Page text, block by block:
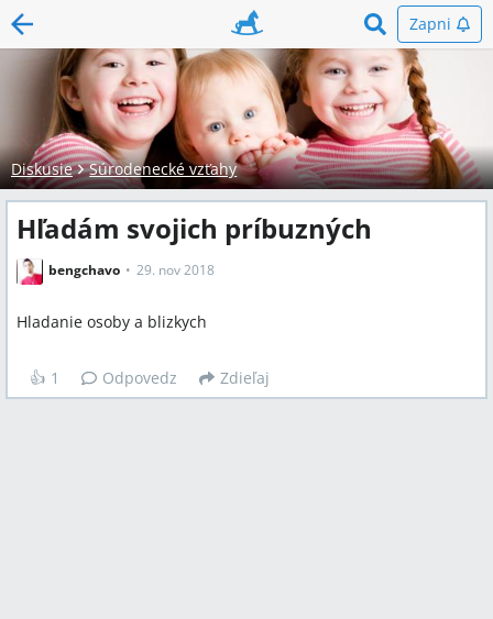
Zapni
Diskusie Súrodenecké vzťahy
Hľadám svojich príbuzných
bengchavo 29. nov 2018
Hladanie osoby a blizkych
👍 1 Odpovedz Zdieľaj